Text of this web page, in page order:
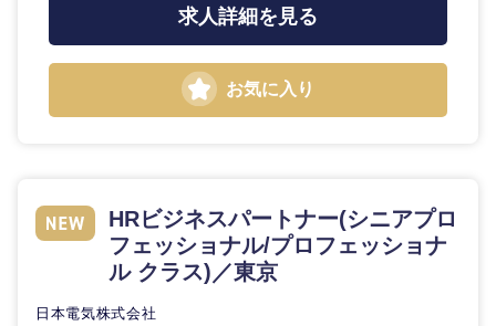
中国・四国地方
岡山県 広島県
山口県
求人詳細を見る
お気に入り
HRビジネスパートナー(シニアプロ
フェッショナル/プロフェッショナ
ル クラス)／東京
日本電気株式会社